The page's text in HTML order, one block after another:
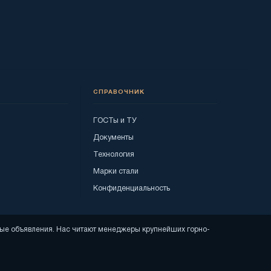
СПРАВОЧНИК
ГОСТы и ТУ
Документы
Технология
Марки стали
Конфиденциальность
объявления. Нас читают менеджеры крупнейших горно-